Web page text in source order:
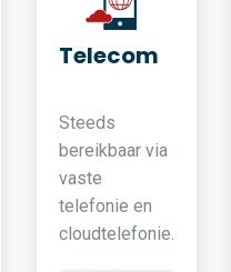
Telecom
Steeds
bereikbaar via
vaste
telefonie en
cloudtelefonie.